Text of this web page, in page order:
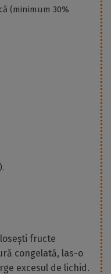
(minimum 30%
fructe
congelată, las-o
excesul de lichid.